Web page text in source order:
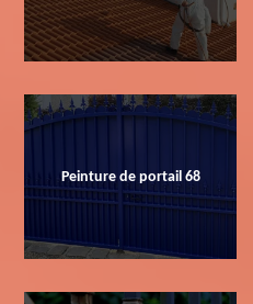
Peinture de portail 68